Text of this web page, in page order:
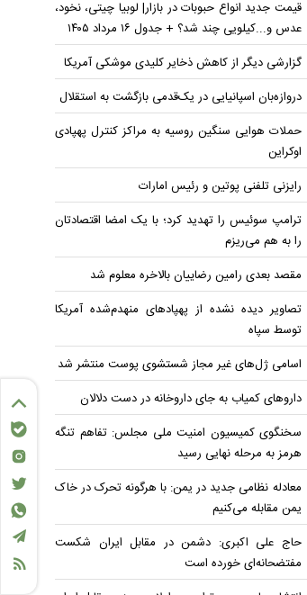
قیمت جدید انواع حبوبات در بازار| لوبیا چیتی، نخود،
عدس و...کیلویی چند شد؟ + جدول ۱۶ مرداد ۱۴۰۵
گزارشی دیگر از کاهش ذخایر کلیدی موشکی آمریکا
دروازه‌بان اسپانیایی در یک‌قدمی بازگشت به استقلال
حملات هوایی سنگین روسیه به مراکز کنترل پهپادی
اوکراین
رایزنی تلفنی پوتین و رئیس امارات
ترامپ سوئیس را تهدید کرد؛ با یک امضا اقتصادتان
را به هم می‌ریزم
مقصد بعدی رامین رضاییان بالاخره معلوم شد
تصاویر دیده نشده از پهپادهای منهدم‌شده آمریکا
توسط سپاه
اسامی ژل‌های غیر مجاز شستشوی پوست منتشر شد
داروهای کمیاب به جای داروخانه در دست دلالان
سخنگوی کمیسیون امنیت ملی مجلس: تفاهم تنگه
هرمز به مرحله نهایی رسید
معادله نظامی جدید در یمن: با هرگونه تحرک در خاک
یمن مقابله می‌کنیم
حاج علی اکبری: دشمن در مقابل ایران شکست
مفتضحانه‌ای خورده است